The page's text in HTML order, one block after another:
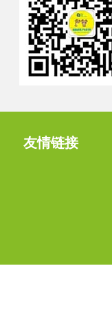
友情链接